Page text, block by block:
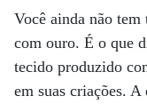
Você ainda não
com ouro. É o que
tecido produzido
em suas criações.